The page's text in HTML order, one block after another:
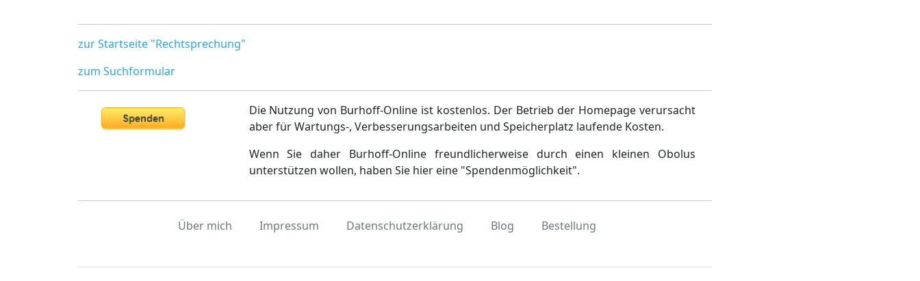
zur Startseite "Rechtsprechung"
zum Suchformular
Die Nutzung von Burhoff-Online ist kostenlos. Der Betrieb der Homepage verursacht
aber für Wartungs-, Verbesserungsarbeiten und Speicherplatz laufende Kosten.
Wenn Sie daher Burhoff-Online freundlicherweise durch einen kleinen Obolus
unterstützen wollen, haben Sie hier eine "Spendenmöglichkeit".
Über mich Impressum Datenschutzerklärung Blog Bestellung